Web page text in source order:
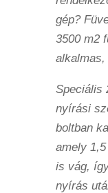
gép?
3500 m2
alkalmas,
Speciális
nyírási
boltban
amely
is vág,
nyírás